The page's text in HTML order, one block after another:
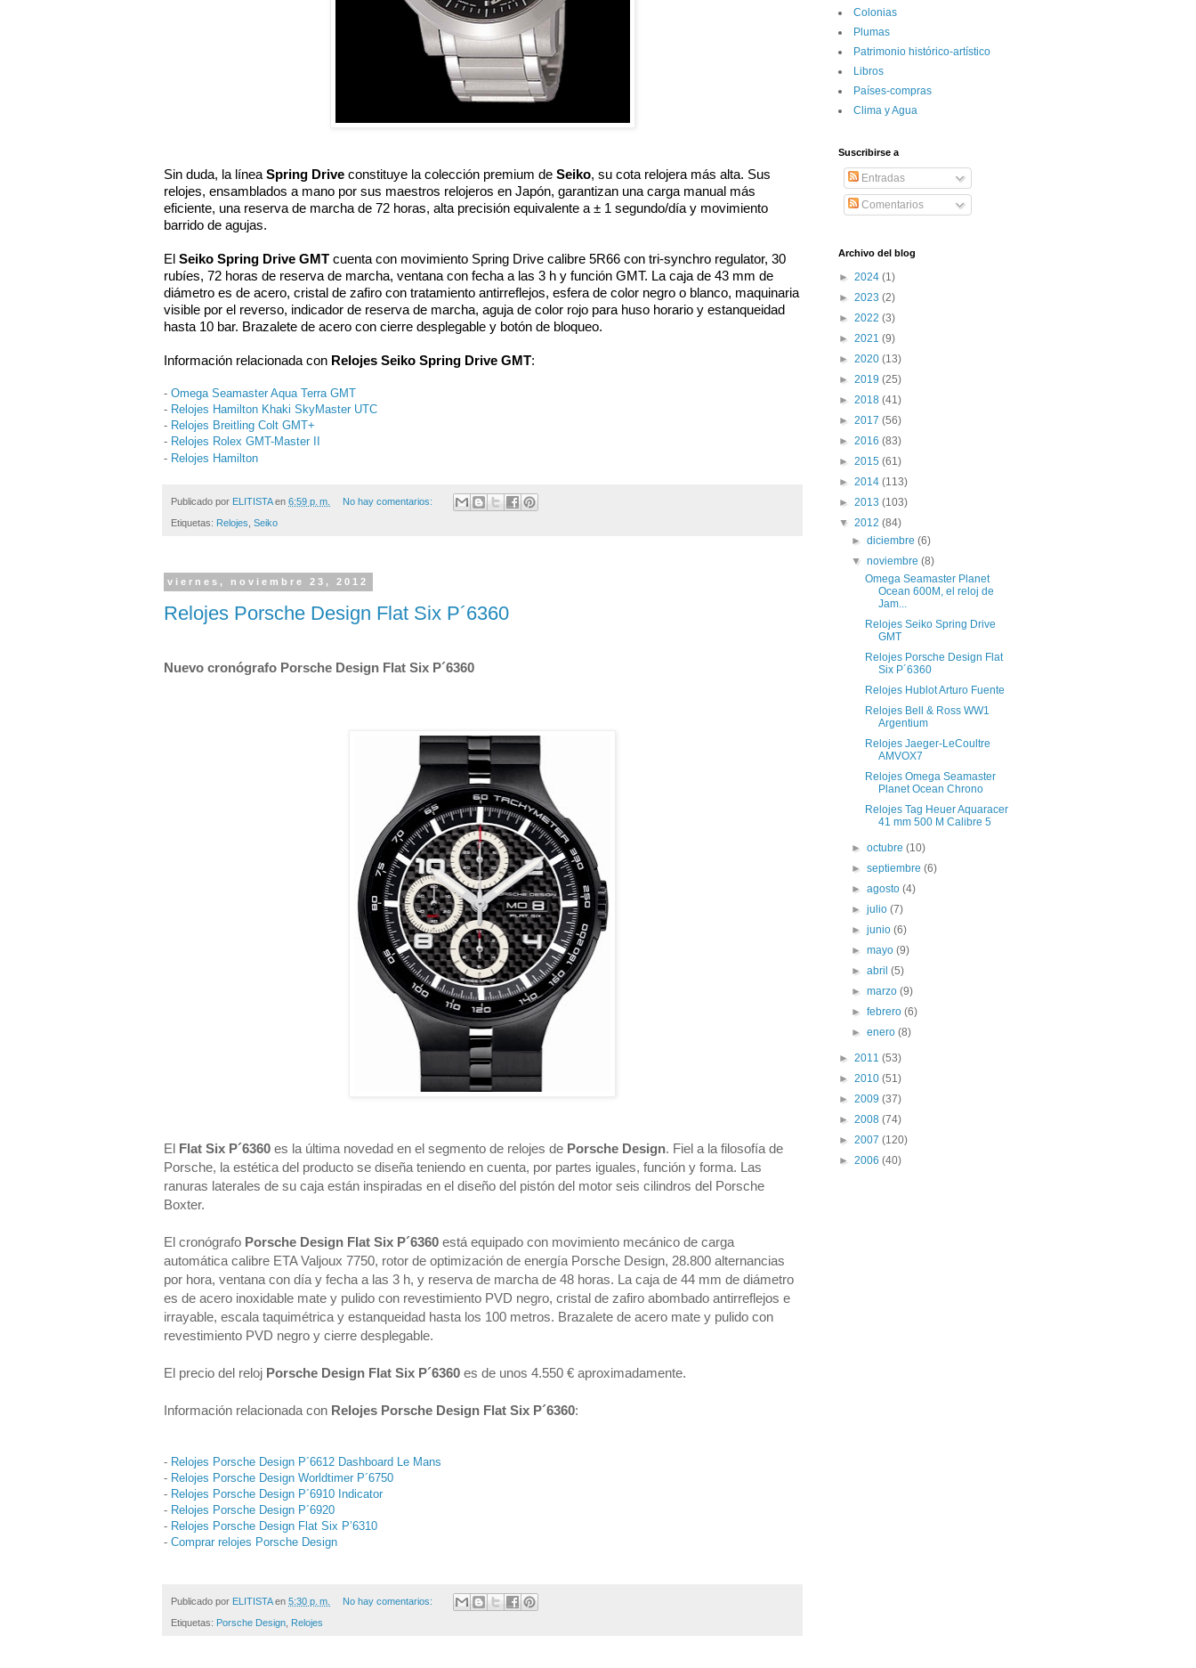
Sin duda, la línea Spring Drive constituye la colección premium de Seiko, su cota relojera más alta. Sus
relojes, ensamblados a mano por sus maestros relojeros en Japón, garantizan una carga manual más
eficiente, una reserva de marcha de 72 horas, alta precisión equivalente a ± 1 segundo/día y movimiento
barrido de agujas.
El Seiko Spring Drive GMT cuenta con movimiento Spring Drive calibre 5R66 con tri-synchro regulator, 30
rubíes, 72 horas de reserva de marcha, ventana con fecha a las 3 h y función GMT. La caja de 43 mm de
diámetro es de acero, cristal de zafiro con tratamiento antirreflejos, esfera de color negro o blanco, maquinaria
visible por el reverso, indicador de reserva de marcha, aguja de color rojo para huso horario y estanqueidad
hasta 10 bar. Brazalete de acero con cierre desplegable y botón de bloqueo.
Información relacionada con Relojes Seiko Spring Drive GMT:
- Omega Seamaster Aqua Terra GMT
- Relojes Hamilton Khaki SkyMaster UTC
- Relojes Breitling Colt GMT+
- Relojes Rolex GMT-Master II
- Relojes Hamilton
Publicado por ELITISTA en 6:59 p. m. No hay comentarios:
Etiquetas: Relojes Seiko
viernes, noviembre 23, 2012
Relojes Porsche Design Flat Six P´6360
Nuevo cronógrafo Porsche Design Flat Six P´6360
El Flat Six P´6360 es la última novedad en el segmento de relojes de Porsche Design. Fiel a la filosofía de
Porsche, la estética del producto se diseña teniendo en cuenta, por partes iguales, función y forma. Las
ranuras laterales de su caja están inspiradas en el diseño del pistón del motor seis cilindros del Porsche
Boxter.
El cronógrafo Porsche Design Flat Six P´6360 está equipado con movimiento mecánico de carga
automática calibre ETA Valjoux 7750, rotor de optimización de energía Porsche Design, 28.800 alternancias
por hora, ventana con día y fecha a las 3 h, y reserva de marcha de 48 horas. La caja de 44 mm de diámetro
es de acero inoxidable mate y pulido con revestimiento PVD negro, cristal de zafiro abombado antirreflejos e
irrayable, escala taquimétrica y estanqueidad hasta los 100 metros. Brazalete de acero mate y pulido con
revestimiento PVD negro y cierre desplegable.
El precio del reloj Porsche Design Flat Six P´6360 es de unos 4.550 € aproximadamente.
Información relacionada con Relojes Porsche Design Flat Six P´6360:
- Relojes Porsche Design P´6612 Dashboard Le Mans
- Relojes Porsche Design Worldtimer P´6750
- Relojes Porsche Design P´6910 Indicator
- Relojes Porsche Design P´6920
- Relojes Porsche Design Flat Six P’6310
- Comprar relojes Porsche Design
Publicado por ELITISTA en 5:30 p. m. No hay comentarios:
Etiquetas: Porsche Design Relojes
Colonias
Plumas
Patrimonio histórico-artí­stico
Libros
Paí­ses-compras
Clima y Agua
Suscribirse a
Entradas
Comentarios
Archivo del blog
► 2024 (1)
► 2023 (2)
► 2022 (3)
► 2021 (9)
► 2020 (13)
► 2019 (25)
► 2018 (41)
► 2017 (56)
► 2016 (83)
► 2015 (61)
► 2014 (113)
► 2013 (103)
▼ 2012 (84)
►diciembre(6)
▼noviembre(8)
Omega Seamaster Planet
Ocean 600M, el reloj de
Jam...
Relojes Seiko Spring Drive
GMT
Relojes Porsche Design Flat
Six P´6360
Relojes Hublot Arturo Fuente
Relojes Bell & Ross WW1
Argentium
Relojes Jaeger-LeCoultre
AMVOX7
Relojes Omega Seamaster
Planet Ocean Chrono
Relojes Tag Heuer Aquaracer
41 mm 500 M Calibre 5
►octubre(10)
►septiembre(6)
►agosto(4)
►julio(7)
►junio(6)
►mayo(9)
►abril(5)
►marzo(9)
►febrero(6)
►enero(8)
► 2011 (53)
► 2010 (51)
► 2009 (37)
► 2008 (74)
► 2007 (120)
► 2006 (40)